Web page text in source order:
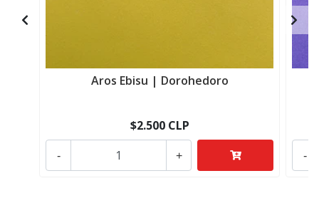
Aros Ebisu | Dorohedoro
$2.500 CLP
+
- -